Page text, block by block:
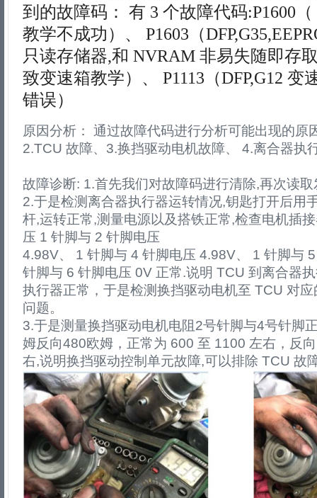
到的故障码： 有 3 个故障代码:P1600（
教学不成功）、 P1603（
只读存储器,和 NVRAM 非易失随即存
致变速箱教学）、 P1113（DFP,G12 变
错误）
原因分析： 通过故障代码进行分析可能出现的原
2.TCU 故障、3.换挡驱动电机故障、 4.离合器执
故障诊断: 1.首先我们对故障码进行清除,再次读
2.于是检测离合器执行器运转情况,钥匙打开后用
杆,运转正常,测量电源以及搭铁正常,检查电机插
压 1 针脚与 2 针脚电压
4.98V、 1 针脚与 4 针脚电压 4.98V、 1 针脚与
针脚与 6 针脚电压 0V 正常.说明 TCU 到离合器
执行器正常，于是检测换挡驱动电机至 TCU 对
问题。
3.于是测量换挡驱动电机电阻2号针脚与4号针脚
姆反向480欧姆，正常为 600 至 1100 左右，反
右,说明换挡驱动控制单元故障,可以排除 TCU 故